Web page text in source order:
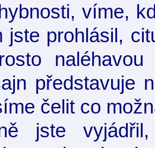
víme,
jste prohlásil,
představuje
čelit co
jste